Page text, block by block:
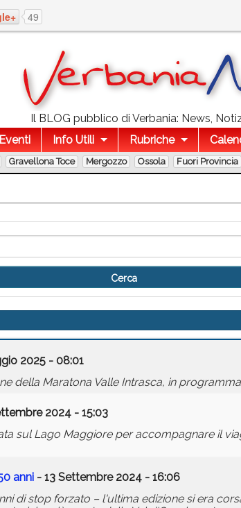
49
Il BLOG pubblico di Verbania: News,
Eventi Info Utili Rubriche
Gravellona Toce Mergozzo Ossola Fuori Provincia
2025 - 08:01
della Maratona Valle Intrasca, in
2024 - 15:03
sul Lago Maggiore per accompagnare il
anni - 13 Settembre 2024 - 16:06
di stop forzato – l'ultima edizione si era